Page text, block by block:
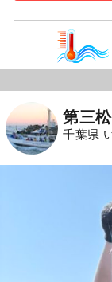
第三
千葉県